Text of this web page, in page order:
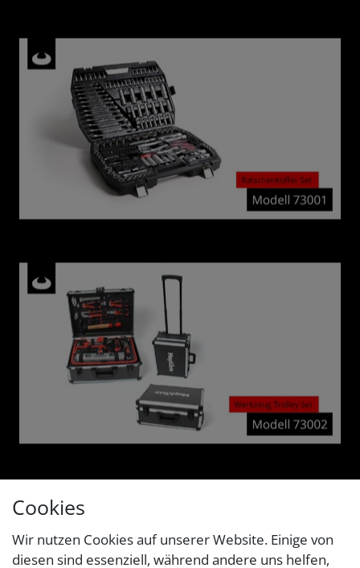
Cookies
Wir nutzen Cookies auf unserer Website. Einige von
diesen sind essenziell, während andere uns helfen,